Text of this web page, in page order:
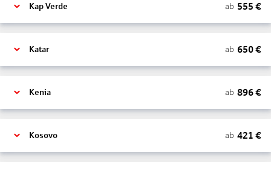
Kap Verde ab 555 €
Katar ab 650€
Kenia ab 896€
Kosovo ab 421 €